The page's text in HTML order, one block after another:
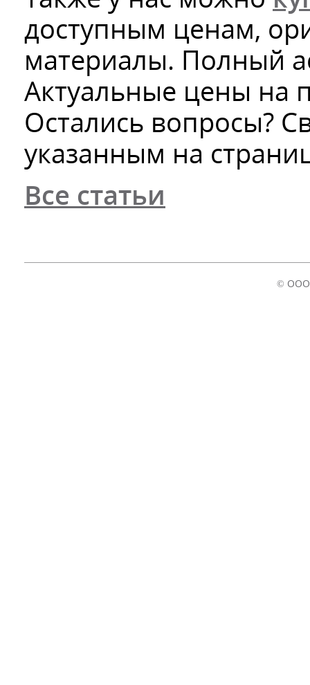
доступным ценам,
материалы. Полный
Актуальные цены на
Остались вопросы?
указанным на
Все статьи
© ООО